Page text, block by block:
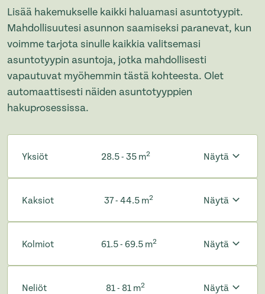
Lisää hakemukselle kaikki haluamasi asuntotyypit.
Mahdollisuutesi asunnon saamiseksi paranevat, kun
voimme tarjota sinulle kaikkia valitsemasi
asuntotyypin asuntoja, jotka mahdollisesti
vapautuvat myöhemmin tästä kohteesta. Olet
automaattisesti näiden asuntotyyppien
hakuprosessissa.
Yksiöt 28.5 - 35 m2 Näytä
Kaksiot 37 - 44.5 m2 Näytä
Kolmiot 61.5 - 69.5 m2 Näytä
Neliöt 81 - 81 m2 Näytä